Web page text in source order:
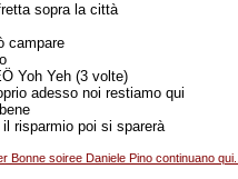
sopra la città
campare
Yoh Yeh (3 volte)
adesso noi restiamo qui
risparmio poi si sparerà
Bonne soiree Daniele Pino continuano qui...